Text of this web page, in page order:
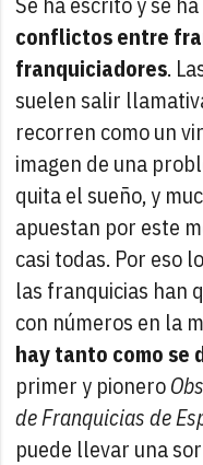
conflictos entre
franquiciadores.
suelen salir
recorren como un
imagen de una
quita el sueño, y
apuestan por este
casi todas. Por eso
las franquicias han
con números en la
hay tanto como se
primer y pionero
de Franquicias de
puede llevar una